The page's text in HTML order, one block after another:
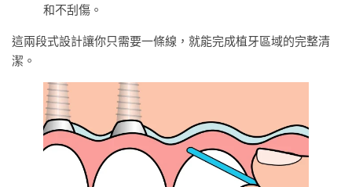
和不刮傷。
這兩段式設計讓你只需要一條線，就能完成植牙區域的完整清
潔。